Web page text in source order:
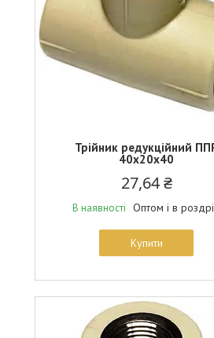
Трійник редукційний
40х20х40
27,64 ₴
В наявності Оптом і в
Купити